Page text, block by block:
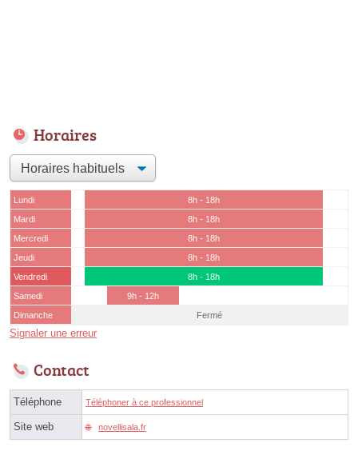
Horaires
Lundi
8h - 18h
Mardi
8h - 18h
Mercredi
8h - 18h
Jeudi
8h - 18h
Vendredi
8h - 18h
Samedi
9h - 12h
Dimanche
Fermé
Signaler une erreur
Contact
Téléphone Téléphoner à ce professionnel
Site web novellisala.fr